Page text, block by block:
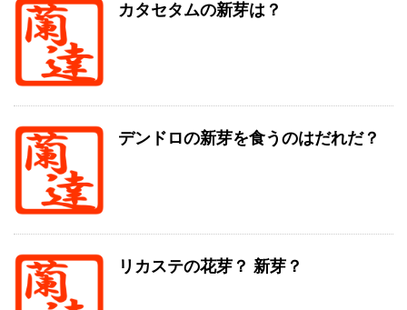
カタセタムの新芽は？
デンドロの新芽を食うのはだれだ？
リカステの花芽？ 新芽？